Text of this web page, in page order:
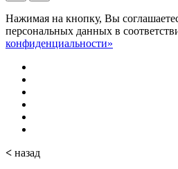
Нажимая на кнопку, Вы
персональных данных в
конфиденциальности»
< назад